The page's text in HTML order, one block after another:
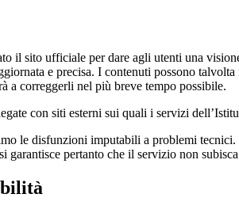
il sito ufficiale per dare agli utenti una
e precisa. I contenuti possono
a correggerli nel più breve tempo possibile.
con siti esterni sui quali i servizi
le disfunzioni imputabili a problemi
garantisce pertanto che il servizio non